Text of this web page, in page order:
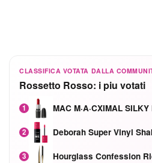
CLASSIFICA VOTATA DALLA
Rossetto Rosso: i piu votati
1 MAC M·A·CXIMAL
2 Deborah Super Vinyl
3